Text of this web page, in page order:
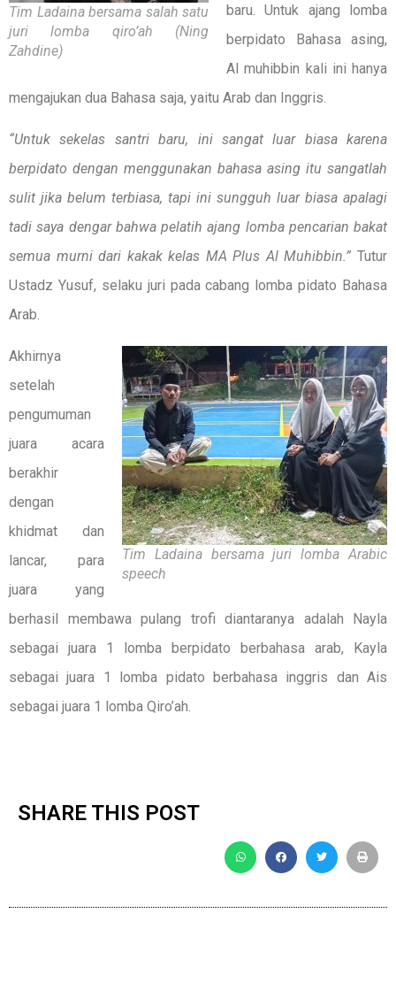
Tim Ladaina bersama salah satu
juri lomba qiro’ah (Ning
Zahdine)
baru. Untuk ajang lomba
berpidato Bahasa asing,
Al muhibbin kali ini hanya
mengajukan dua Bahasa saja, yaitu Arab dan Inggris.
“Untuk sekelas santri baru, ini sangat luar biasa karena
berpidato dengan menggunakan bahasa asing itu sangatlah
sulit jika belum terbiasa, tapi ini sungguh luar biasa apalagi
tadi saya dengar bahwa pelatih ajang lomba pencarian bakat
semua murni dari kakak kelas MA Plus Al Muhibbin.” Tutur
Ustadz Yusuf, selaku juri pada cabang lomba pidato Bahasa
Arab.
Tim Ladaina bersama juri lomba Arabic
speech
Akhirnya
setelah
pengumuman
juara acara
berakhir
dengan
khidmat dan
lancar, para
juara yang
berhasil membawa pulang trofi diantaranya adalah Nayla
sebagai juara 1 lomba berpidato berbahasa arab, Kayla
sebagai juara 1 lomba pidato berbahasa inggris dan Ais
sebagai juara 1 lomba Qiro’ah.
SHARE THIS POST